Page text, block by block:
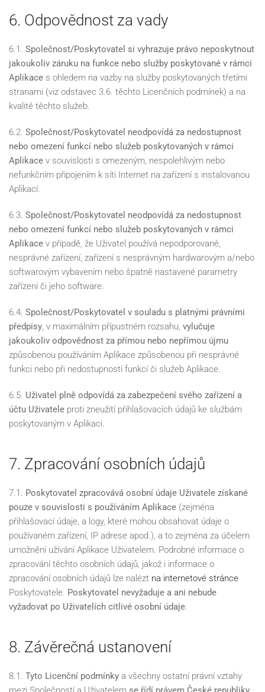
6. Odpovědnost za vady
6.1. Společnost/Poskytovatel si vyhrazuje právo neposkytnout
jakoukoliv záruku na funkce nebo služby poskytované v rámci
Aplikace s ohledem na vazby na služby poskytovaných třetími
stranami (viz odstavec 3.6. těchto Licenčních podmínek) a na
kvalitě těchto služeb.
6.2. Společnost/Poskytovatel neodpovídá za nedostupnost
nebo omezení funkcí nebo služeb poskytovaných v rámci
Aplikace v souvislosti s omezeným, nespolehlivým nebo
nefunkčním připojením k síti Internet na zařízení s instalovanou
Aplikací.
6.3. Společnost/Poskytovatel neodpovídá za nedostupnost
nebo omezení funkcí nebo služeb poskytovaných v rámci
Aplikace v případě, že Uživatel používá nepodporované,
nesprávné zařízení, zařízení s nesprávným hardwarovým a/nebo
softwarovým vybavením nebo špatně nastavené parametry
zařízení či jeho software.
6.4. Společnost/Poskytovatel v souladu s platnými právními
předpisy, v maximálním přípustném rozsahu, vylučuje
jakoukoliv odpovědnost za přímou nebo nepřímou újmu
způsobenou používáním Aplikace způsobenou při nesprávné
funkci nebo při nedostupností funkcí či služeb Aplikace.
6.5. Uživatel plně odpovídá za zabezpečení svého zařízení a
účtu Uživatele proti zneužití přihlašovacích údajů ke službám
poskytovaným v Aplikaci.
7. Zpracování osobních údajů
7.1. Poskytovatel zpracovává osobní údaje Uživatele získané
pouze v souvislosti s používáním Aplikace (zejména
přihlašovací údaje, a logy, které mohou obsahovat údaje o
používaném zařízení, IP adrese apod.), a to zejména za účelem
umožnění užívání Aplikace Uživatelem. Podrobné informace o
zpracování těchto osobních údajů, jakož i informace o
zpracování osobních údajů lze nalézt na internetové stránce
Poskytovatele. Poskytovatel nevyžaduje a ani nebude
vyžadovat po Uživatelích citlivé osobní údaje.
8. Závěrečná ustanovení
8.1. Tyto Licenční podmínky a všechny ostatní právní vztahy